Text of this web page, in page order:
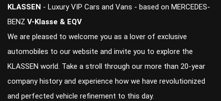
KLASSEN - Luxury VIP Cars and Vans - based on MERCEDES-
BENZ V-Klasse & EQV
We are pleased to welcome you as a lover of exclusive
automobiles to our website and invite you to explore the
KLASSEN world. Take a stroll through our more than 20-year
company history and experience how we have revolutionized
and perfected vehicle refinement to this day.